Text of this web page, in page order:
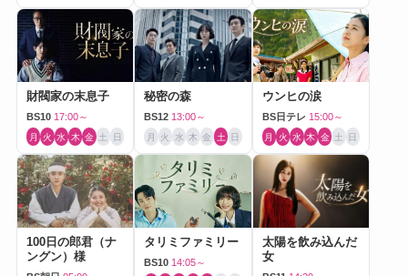
財閥家の末息子
BS10 17:00～
月 火 水 木 金 土 日
秘密の森
BS12 13:00～
月 火 水 木 金 土 日
ウンヒの涙
BS日テレ 15:00～
月 火 水 木 金 土 日
100日の郎君（ナ
ングン）様
タリミファミリー
BS10 14:05～
太陽を飲み込んだ
女